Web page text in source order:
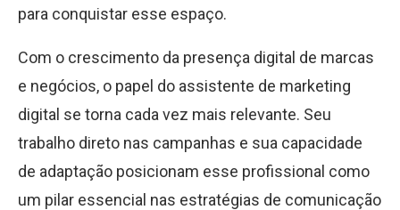
para conquistar esse espaço.
Com o crescimento da presença digital de marcas
e negócios, o papel do assistente de marketing
digital se torna cada vez mais relevante. Seu
trabalho direto nas campanhas e sua capacidade
de adaptação posicionam esse profissional como
um pilar essencial nas estratégias de comunicação